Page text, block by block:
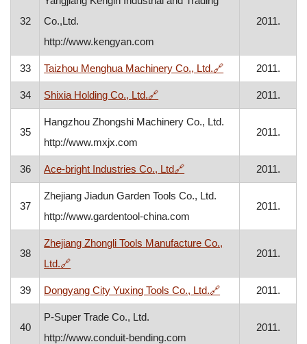
32
Co.,Ltd.
http://www.kengyan.com
2011.
33 Taizhou Menghua Machinery Co., Ltd.🔗, otvara se u
2011.
34 Shixia Holding Co., Ltd.🔗, otvara se u novom prozoru
2011.
35
Hangzhou Zhongshi Machinery Co., Ltd.
http://www.mxjx.com
2011.
36 Ace-bright Industries Co., Ltd🔗, otvara se u novom
2011.
37
Zhejiang Jiadun Garden Tools Co., Ltd.
http://www.gardentool-china.com
2011.
38
Zhejiang Zhongli Tools Manufacture Co.,
Ltd.🔗, otvara se u novom prozoru
2011.
39 Dongyang City Yuxing Tools Co., Ltd.🔗, otvara se u
2011.
40
P-Super Trade Co., Ltd.
http://www.conduit-bending.com
2011.